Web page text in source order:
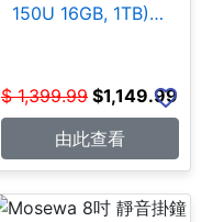
150U 16GB, 1TB)
$ 1,399.99 $1,149.99
由此查看